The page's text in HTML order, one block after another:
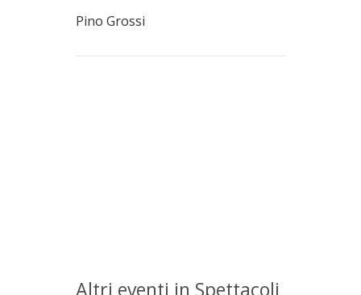
Pino Grossi
Altri eventi in Spettacoli